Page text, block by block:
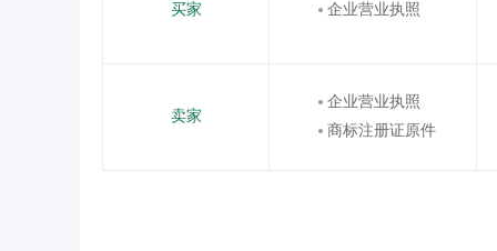
买家 企业营业执照
卖家
企业营业执照
商标注册证原件